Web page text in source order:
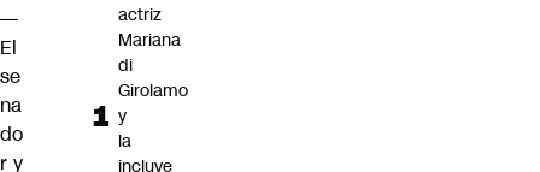
—
El
se
na
do
r y
actriz
Mariana
di
Girolamo
y
la
incluye